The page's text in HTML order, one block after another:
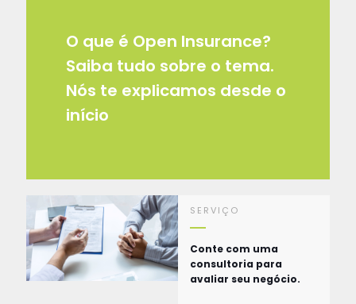
O que é Open Insurance?
Saiba tudo sobre o tema.
Nós te explicamos desde o
início
SERVIÇO
Conte com uma
consultoria para
avaliar seu negócio.